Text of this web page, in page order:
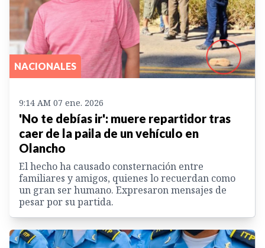
NACIONALES
9:14 AM 07 ene. 2026
'No te debías ir': muere repartidor tras
caer de la paila de un vehículo en
Olancho
El hecho ha causado consternación entre
familiares y amigos, quienes lo recuerdan como
un gran ser humano. Expresaron mensajes de
pesar por su partida.